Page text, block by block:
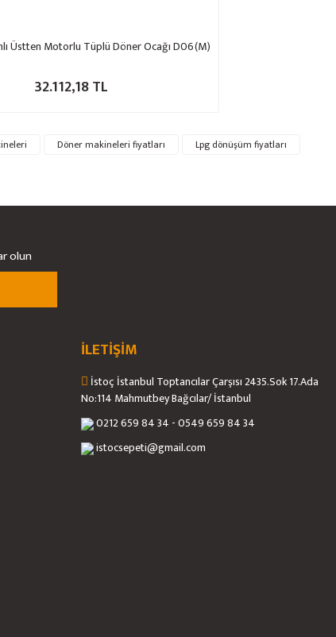
Üstten Motorlu Tüplü Döner Ocağı D06(M)
32.112,18 TL
Döner makineleri fiyatları
Lpg dönüşüm fiyatları
olun
İLETİŞİM
İstoç İstanbul Toptancılar Çarşısı 2435.Sok 17.Ada
No:114 Mahmutbey Bağcılar/ İstanbul
0212 659 84 34 - 0549 659 84 34
istocsepeti@gmail.com